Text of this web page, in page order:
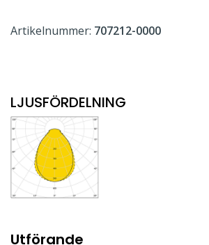
Artikelnummer: 707212-0000
LJUSFÖRDELNING
Utförande